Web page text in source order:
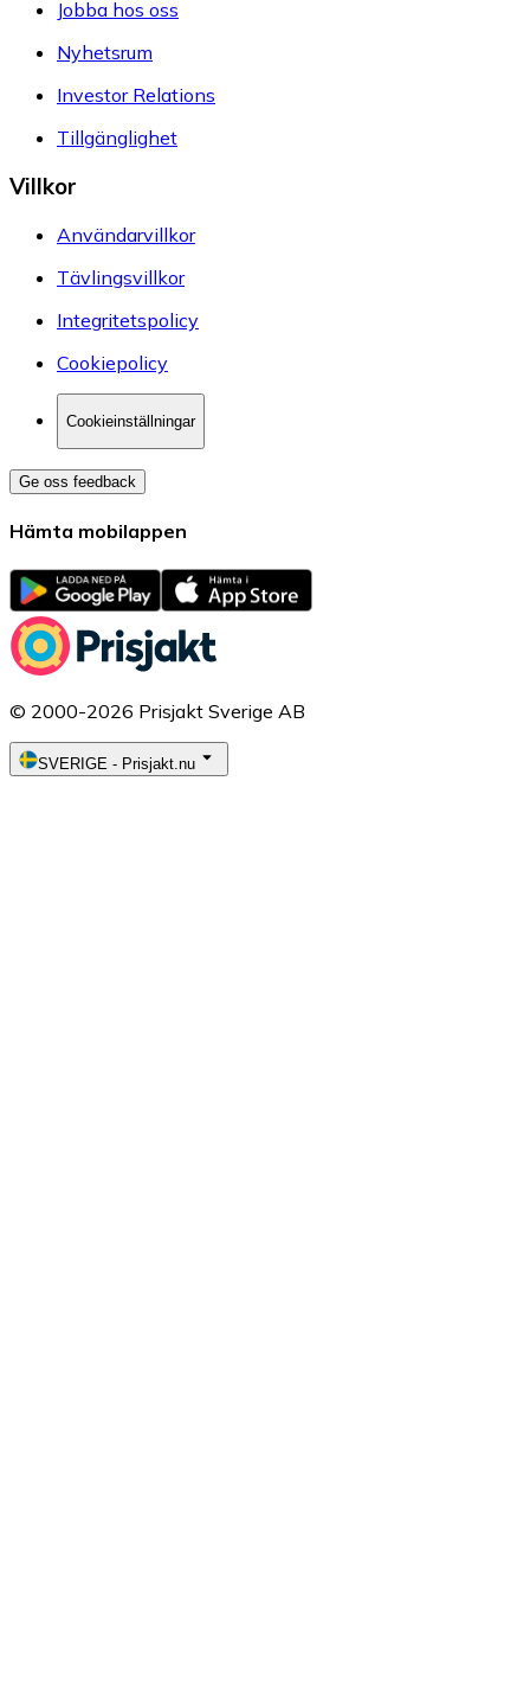
Jobba hos oss
Nyhetsrum
Investor Relations
Tillgänglighet
Villkor
Användarvillkor
Tävlingsvillkor
Integritetspolicy
Cookiepolicy
Cookieinställningar
Ge oss feedback
Hämta mobilappen
© 2000-2026 Prisjakt Sverige AB
SVERIGE - Prisjakt.nu